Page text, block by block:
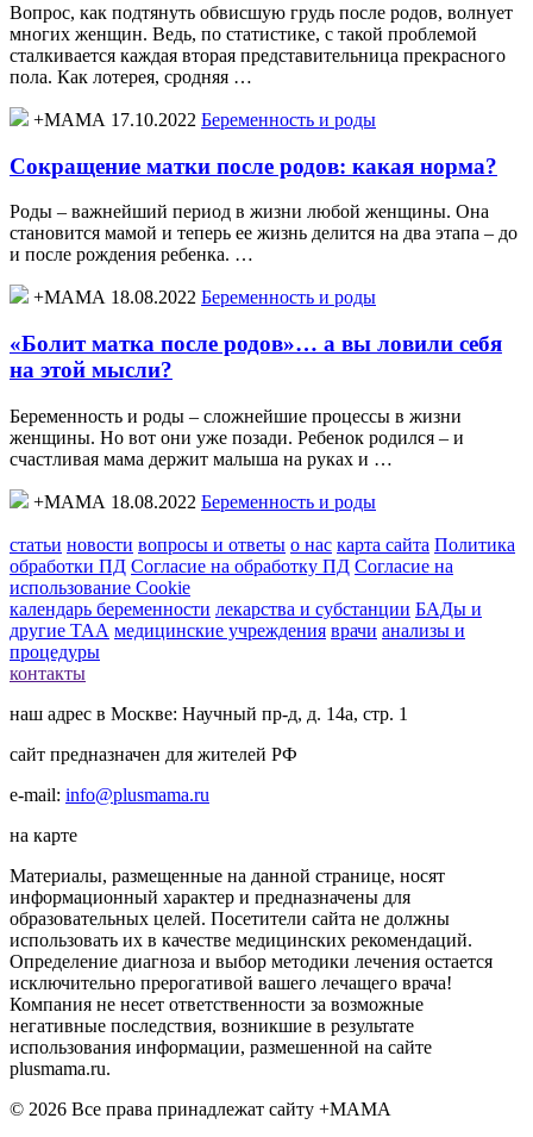
Вопрос, как подтянуть обвисшую грудь после родов, волнует
многих женщин. Ведь, по статистике, с такой проблемой
сталкивается каждая вторая представительница прекрасного
пола. Как лотерея, сродняя …
+МАМА 17.10.2022 Беременность и роды
Сокращение матки после родов: какая норма?
Роды – важнейший период в жизни любой женщины. Она
становится мамой и теперь ее жизнь делится на два этапа – до
и после рождения ребенка. …
+МАМА 18.08.2022 Беременность и роды
«Болит матка после родов»… а вы ловили себя
на этой мысли?
Беременность и роды – сложнейшие процессы в жизни
женщины. Но вот они уже позади. Ребенок родился – и
счастливая мама держит малыша на руках и …
+МАМА 18.08.2022 Беременность и роды
статьи новости вопросы и ответы о нас карта сайта Политика
обработки ПД Согласие на обработку ПД Согласие на
использование Cookie
календарь беременности лекарства и субстанции БАДы и
другие ТАА медицинские учреждения врачи анализы и
процедуры
контакты
наш адрес в Москве: Научный пр-д, д. 14а, стр. 1
сайт предназначен для жителей РФ
e-mail: info@plusmama.ru
на карте
Материалы, размещенные на данной странице, носят
информационный характер и предназначены для
образовательных целей. Посетители сайта не должны
использовать их в качестве медицинских рекомендаций.
Определение диагноза и выбор методики лечения остается
исключительно прерогативой вашего лечащего врача!
Компания не несет ответственности за возможные
негативные последствия, возникшие в результате
использования информации, размешенной на сайте
plusmama.ru.
© 2026 Все права принадлежат сайту +МАМА